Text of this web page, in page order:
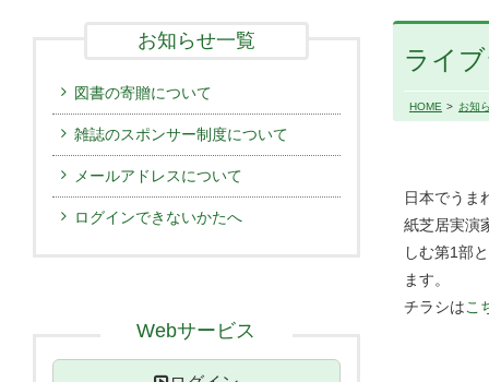
お知らせ一覧
図書の寄贈について
雑誌のスポンサー制度について
メールアドレスについて
ログインできないかたへ
Webサービス
ライ
HOME お知
日本でうま
紙芝居実演
しむ第1部
ます。
チラシはこ